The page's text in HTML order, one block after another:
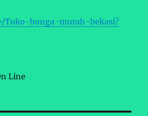
Toko-bunga-murah-bekasi?
Line